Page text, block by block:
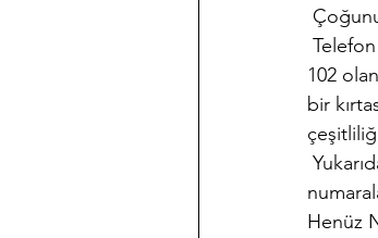
102
bir
Henüz